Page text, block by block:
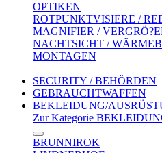
OPTIKEN
ROTPUNKTVISIERE /
MAGNIFIER /
NACHTSICHT /
MONTAGEN
SECURITY / BEHÖRDEN
GEBRAUCHTWAFFEN
BEKLEIDUNG/
Zur Kategorie
BRUNNIROK